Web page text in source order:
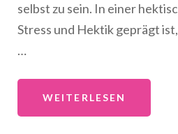
selbst zu sein. In einer
Stress und Hektik geprägt
…
WEITERLESEN